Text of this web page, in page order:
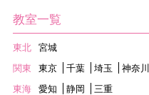
教室一覧
東北
宮城
関東
東京 千葉 埼玉 神奈川
東海
愛知 静岡
三重